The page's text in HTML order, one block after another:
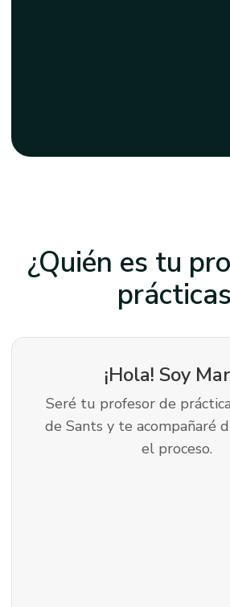
¿Quién es tu
¡Hola! Soy
Seré tu profesor de
de Sants y te acompañaré
el proceso.